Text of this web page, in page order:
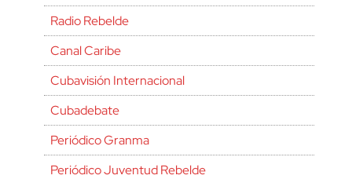
Radio Rebelde
Canal Caribe
Cubavisión Internacional
Cubadebate
Periódico Granma
Periódico Juventud Rebelde